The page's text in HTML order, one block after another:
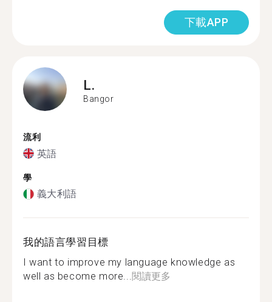
下載APP
L.
Bangor
流利
英語
學
義大利語
我的語言學習目標
I want to improve my language knowledge as
well as become more...閱讀更多